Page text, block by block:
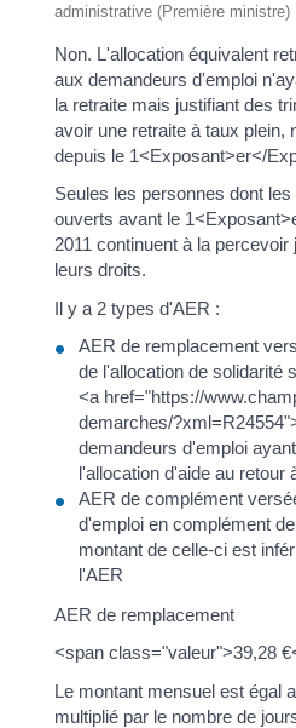
administrative (Première ministre)
Non. L'allocation équivalent
aux demandeurs d'emploi
la retraite mais justifiant des
avoir une retraite à taux plein,
depuis le 1<Exposant>er</
Seules les personnes dont
ouverts avant le
2011 continuent à la
leurs droits.
Il y a 2 types d'AER :
AER de remplacement
de l'allocation de solidarité
<a href="https://
demarches/
demandeurs d'emploi
l'allocation d'aide au retour
AER de complément
d'emploi en complément
montant de celle-ci est
l'AER
AER de remplacement
<span class="valeur">39,28
Le montant mensuel est égal
multiplié par le nombre de